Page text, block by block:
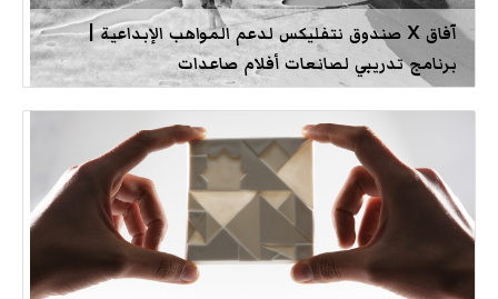
آفاق X صندوق نتفليكس لدعم المواهب الإبداعية |
برنامج تدريبي لصانعات أفلام صاعدات